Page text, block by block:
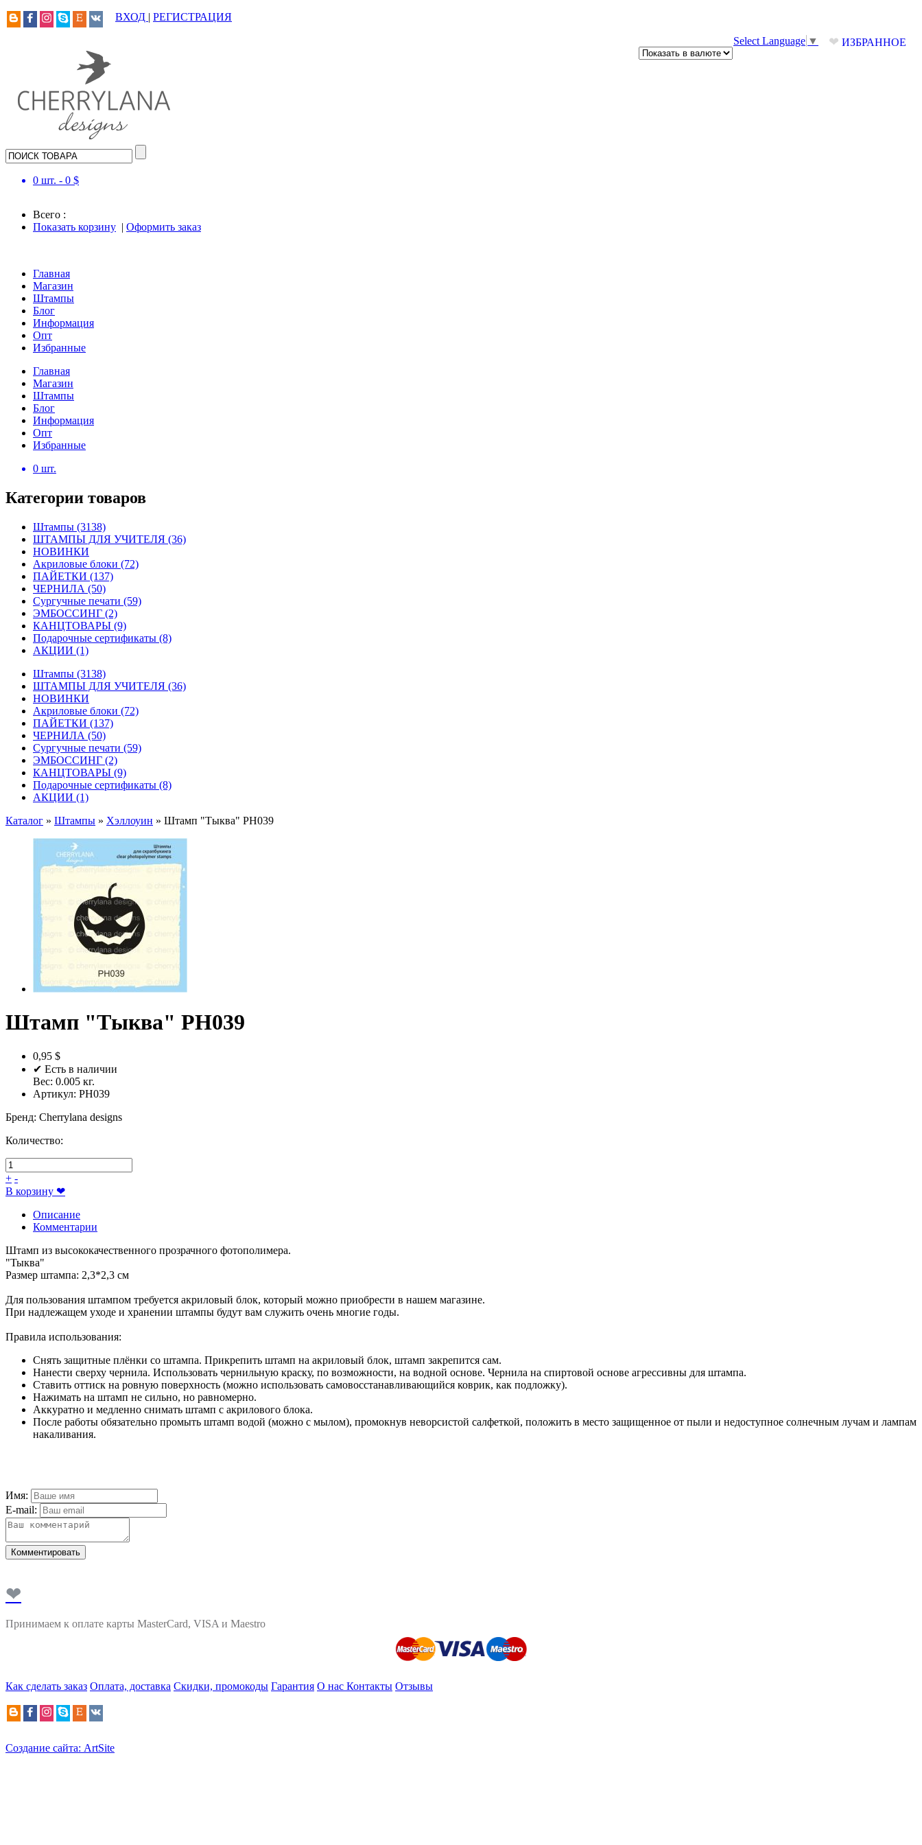
ВХОД | РЕГИСТРАЦИЯ
❤ ИЗБРАННОЕ
Select Language ▼
0 шт. - 0 $
Всего :
Показать корзину | Оформить заказ
Главная
Магазин
Штампы
Блог
Информация
Опт
Избранные
Главная
Магазин
Штампы
Блог
Информация
Опт
Избранные
0 шт.
Категории товаров
Штампы (3138)
ШТАМПЫ ДЛЯ УЧИТЕЛЯ (36)
НОВИНКИ
Акриловые блоки (72)
ПАЙЕТКИ (137)
ЧЕРНИЛА (50)
Сургучные печати (59)
ЭМБОССИНГ (2)
КАНЦТОВАРЫ (9)
Подарочные сертификаты (8)
АКЦИИ (1)
Штампы (3138)
ШТАМПЫ ДЛЯ УЧИТЕЛЯ (36)
НОВИНКИ
Акриловые блоки (72)
ПАЙЕТКИ (137)
ЧЕРНИЛА (50)
Сургучные печати (59)
ЭМБОССИНГ (2)
КАНЦТОВАРЫ (9)
Подарочные сертификаты (8)
АКЦИИ (1)
Каталог » Штампы » Хэллоуин » Штамп "Tыква" PH039
Штамп "Tыква" PH039
0,95 $
✔ Есть в наличии
Вес: 0.005 кг.
Артикул: PH039
Бренд: Cherrylana designs
Количество:
+ -
В корзину ❤
Описание
Комментарии
Штамп из высококачественного прозрачного фотополимера.
"Тыква"
Размер штампа: 2,3*2,3 см
Для пользования штампом требуется акриловый блок, который можно приобрести в нашем магазине.
При надлежащем уходе и хранении штампы будут вам служить очень многие годы.
Правила использования:
Снять защитные плёнки со штампа. Прикрепить штамп на акриловый блок, штамп закрепится сам.
Нанести сверху чернила. Использовать чернильную краску, по возможности, на водной основе. Чернила на спиртовой основе агрессивны для штампа.
Ставить оттиск на ровную поверхность (можно использовать самовосстанавливающийся коврик, как подложку).
Нажимать на штамп не сильно, но равномерно.
Аккуратно и медленно снимать штамп с акрилового блока.
После работы обязательно промыть штамп водой (можно с мылом), промокнув неворсистой салфеткой, положить в место защищенное от пыли и недоступное солнечным лучам и лампам
накаливания.
Имя:
E-mail:
Комментировать
❤
Принимаем к оплате карты MasterCard, VISA и Maestro
Как сделать заказ Оплата, доставка Скидки, промокоды Гарантия О нас Контакты Отзывы
Создание сайта: ArtSite